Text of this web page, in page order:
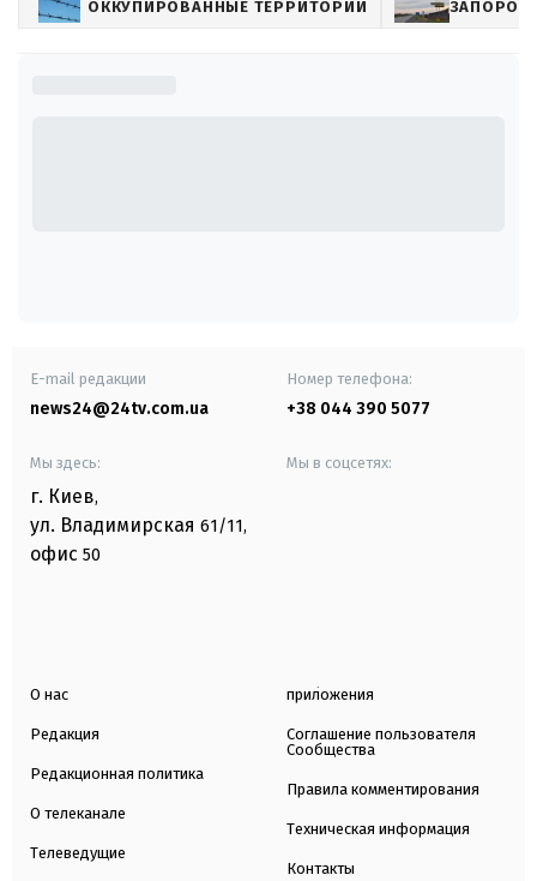
ОККУПИРОВАННЫЕ ТЕРРИТОРИИ
E-mail редакции
news24@24tv.com.ua
Номер телефона:
+38 044 390 5077
Мы здесь:
г. Киев,
ул. Владимирская 61/11,
офис 50
Мы в соцсетях:
О нас
Редакция
Редакционная политика
О телеканале
Телеведущие
приложения
Соглашение пользователя
Сообщества
Правила комментирования
Техническая информация
Контакты